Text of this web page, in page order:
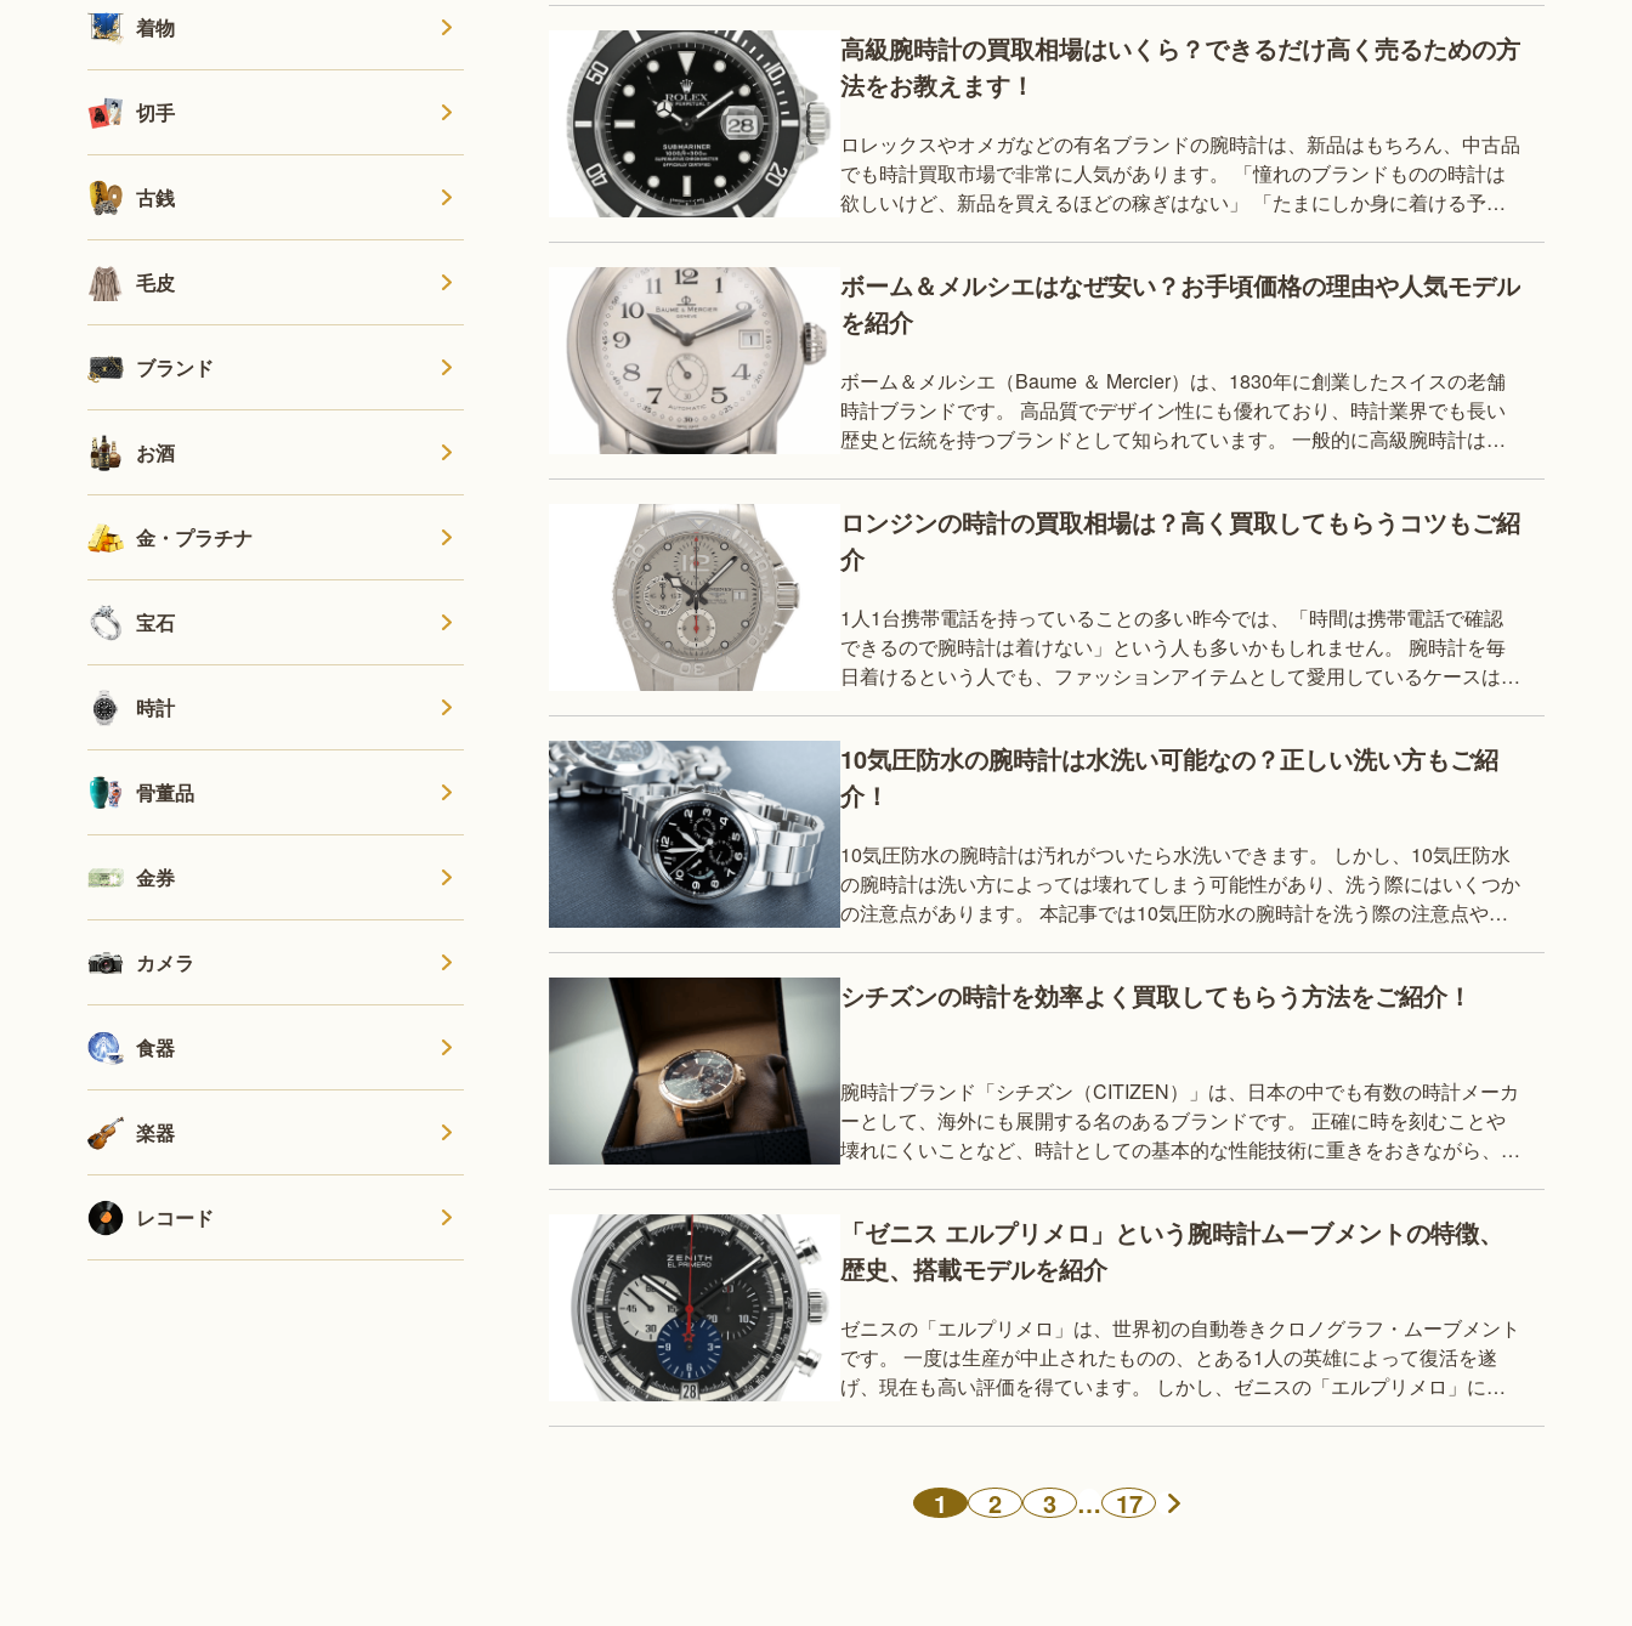
高級腕時計の買取相場はいくら？できるだけ高く売るための方
法をお教えます！
ロレックスやオメガなどの有名ブランドの腕時計は、新品はもちろん、中古品
でも時計買取市場で非常に人気があります。 「憧れのブランドものの時計は
欲しいけど、新品を買えるほどの稼ぎはない」 「たまにしか身に着ける予定
ボーム＆メルシエはなぜ安い？お手頃価格の理由や人気モデル
を紹介
ボーム＆メルシエ（Baume ＆ Mercier）は、1830年に創業したスイスの老舗
時計ブランドです。 高品質でデザイン性にも優れており、時計業界でも長い
歴史と伝統を持つブランドとして知られています。 一般的に高級腕時計は、
ロンジンの時計の買取相場は？高く買取してもらうコツもご紹
介
1人1台携帯電話を持っていることの多い昨今では、「時間は携帯電話で確認
できるので腕時計は着けない」という人も多いかもしれません。 腕時計を毎
日着けるという人でも、ファッションアイテムとして愛用しているケースは多
10気圧防水の腕時計は水洗い可能なの？正しい洗い方もご紹
介！
10気圧防水の腕時計は汚れがついたら水洗いできます。 しかし、10気圧防水
の腕時計は洗い方によっては壊れてしまう可能性があり、洗う際にはいくつか
の注意点があります。 本記事では10気圧防水の腕時計を洗う際の注意点や正
シチズンの時計を効率よく買取してもらう方法をご紹介！
腕時計ブランド「シチズン（CITIZEN）」は、日本の中でも有数の時計メーカ
ーとして、海外にも展開する名のあるブランドです。 正確に時を刻むことや
壊れにくいことなど、時計としての基本的な性能技術に重きをおきながら、電
「ゼニス エルプリメロ」という腕時計ムーブメントの特徴、
歴史、搭載モデルを紹介
ゼニスの「エルプリメロ」は、世界初の自動巻きクロノグラフ・ムーブメント
です。 一度は生産が中止されたものの、とある1人の英雄によって復活を遂
げ、現在も高い評価を得ています。 しかし、ゼニスの「エルプリメロ」につ
1 2 3 … 17
着物
切手
古銭
毛皮
ブランド
お酒
金・プラチナ
宝石
時計
骨董品
金券
カメラ
食器
楽器
レコード